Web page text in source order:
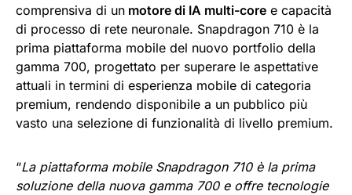
comprensiva di un motore di IA multi-core e capacità
di processo di rete neuronale. Snapdragon 710 è la
prima piattaforma mobile del nuovo portfolio della
gamma 700, progettato per superare le aspettative
attuali in termini di esperienza mobile di categoria
premium, rendendo disponibile a un pubblico più
vasto una selezione di funzionalità di livello premium.
“La piattaforma mobile Snapdragon 710 è la prima
soluzione della nuova gamma 700 e offre tecnologie